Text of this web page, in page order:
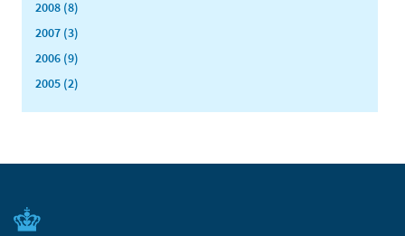
2008 (8)
2007 (3)
2006 (9)
2005 (2)